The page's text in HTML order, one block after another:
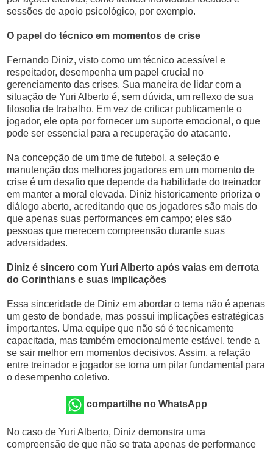
sessões de apoio psicológico, por exemplo.
O papel do técnico em momentos de crise
Fernando Diniz, visto como um técnico acessível e
respeitador, desempenha um papel crucial no
gerenciamento das crises. Sua maneira de lidar com a
situação de Yuri Alberto é, sem dúvida, um reflexo de sua
filosofia de trabalho. Em vez de criticar publicamente o
jogador, ele opta por fornecer um suporte emocional, o que
pode ser essencial para a recuperação do atacante.
Na concepção de um time de futebol, a seleção e
manutenção dos melhores jogadores em um momento de
crise é um desafio que depende da habilidade do treinador
em manter a moral elevada. Diniz historicamente prioriza o
diálogo aberto, acreditando que os jogadores são mais do
que apenas suas performances em campo; eles são
pessoas que merecem compreensão durante suas
adversidades.
Diniz é sincero com Yuri Alberto após vaias em derrota
do Corinthians e suas implicações
Essa sinceridade de Diniz em abordar o tema não é apenas
um gesto de bondade, mas possui implicações estratégicas
importantes. Uma equipe que não só é tecnicamente
capacitada, mas também emocionalmente estável, tende a
se sair melhor em momentos decisivos. Assim, a relação
entre treinador e jogador se torna um pilar fundamental para
o desempenho coletivo.
compartilhe no WhatsApp
No caso de Yuri Alberto, Diniz demonstra uma
compreensão de que não se trata apenas de performance